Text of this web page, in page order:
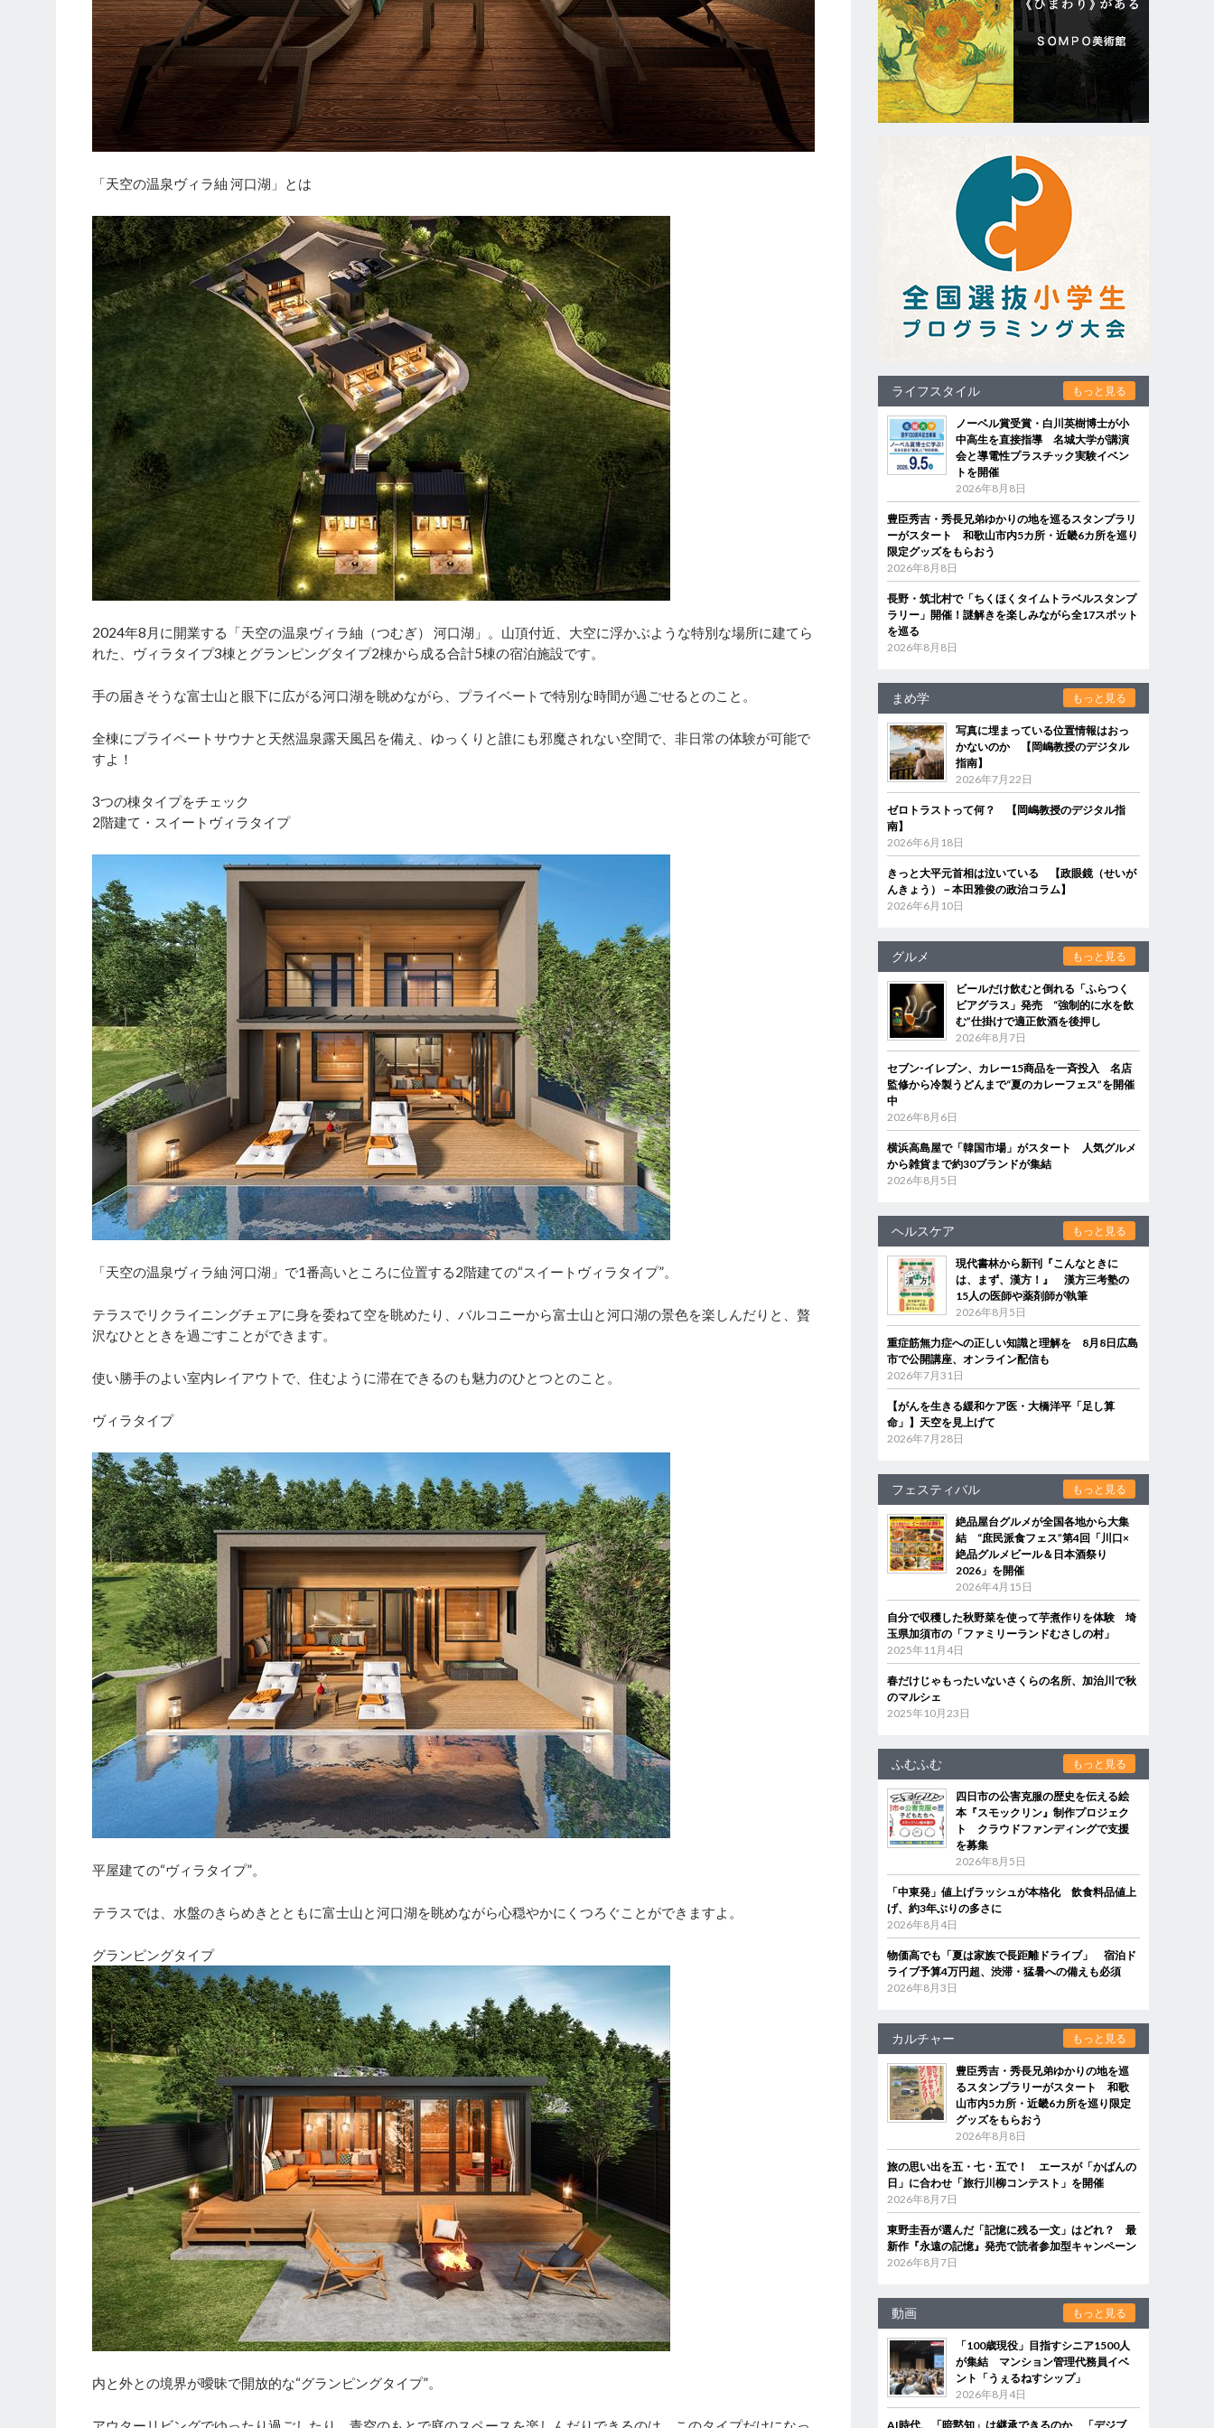
「天空の温泉ヴィラ紬 河口湖」とは
2024年8月に開業する「天空の温泉ヴィラ紬（つむぎ） 河口湖」。山頂付近、大空に浮かぶような特別な場所に建てら
れた、ヴィラタイプ3棟とグランピングタイプ2棟から成る合計5棟の宿泊施設です。
手の届きそうな富士山と眼下に広がる河口湖を眺めながら、プライベートで特別な時間が過ごせるとのこと。
全棟にプライベートサウナと天然温泉露天風呂を備え、ゆっくりと誰にも邪魔されない空間で、非日常の体験が可能で
すよ！
3つの棟タイプをチェック
2階建て・スイートヴィラタイプ
「天空の温泉ヴィラ紬 河口湖」で1番高いところに位置する2階建ての“スイートヴィラタイプ”。
テラスでリクライニングチェアに身を委ねて空を眺めたり、バルコニーから富士山と河口湖の景色を楽しんだりと、贅
沢なひとときを過ごすことができます。
使い勝手のよい室内レイアウトで、住むように滞在できるのも魅力のひとつとのこと。
ヴィラタイプ
平屋建ての“ヴィラタイプ”。
テラスでは、水盤のきらめきとともに富士山と河口湖を眺めながら心穏やかにくつろぐことができますよ。
グランピングタイプ
内と外との境界が曖昧で開放的な“グランピングタイプ”。
ライフスタイル もっと見る
ノーベル賞受賞・白川英樹博士が小
中高生を直接指導 名城大学が講演
会と導電性プラスチック実験イベン
トを開催
2026年8月8日
豊臣秀吉・秀長兄弟ゆかりの地を巡るスタンプラリ
ーがスタート 和歌山市内5カ所・近畿6カ所を巡り
限定グッズをもらおう
2026年8月8日
長野・筑北村で「ちくほくタイムトラベルスタンプ
ラリー」開催！謎解きを楽しみながら全17スポット
を巡る
2026年8月8日
まめ学 もっと見る
写真に埋まっている位置情報はおっ
かないのか 【岡嶋教授のデジタル
指南】
2026年7月22日
ゼロトラストって何？ 【岡嶋教授のデジタル指
南】
2026年6月18日
きっと大平元首相は泣いている 【政眼鏡（せいが
んきょう）－本田雅俊の政治コラム】
2026年6月10日
グルメ もっと見る
ビールだけ飲むと倒れる「ふらつく
ビアグラス」発売 “強制的に水を飲
む”仕掛けで適正飲酒を後押し
2026年8月7日
セブン‐イレブン、カレー15商品を一斉投入 名店
監修から冷製うどんまで“夏のカレーフェス”を開催
中
2026年8月6日
横浜高島屋で「韓国市場」がスタート 人気グルメ
から雑貨まで約30ブランドが集結
2026年8月5日
ヘルスケア もっと見る
現代書林から新刊『こんなときに
は、まず、漢方！』 漢方三考塾の
15人の医師や薬剤師が執筆
2026年8月5日
重症筋無力症への正しい知識と理解を 8月8日広島
市で公開講座、オンライン配信も
2026年7月31日
【がんを生きる緩和ケア医・大橋洋平「足し算
命」】天空を見上げて
2026年7月28日
フェスティバル もっと見る
絶品屋台グルメが全国各地から大集
結 “庶民派食フェス”第4回「川口×
絶品グルメビール＆日本酒祭り
2026」を開催
2026年4月15日
自分で収穫した秋野菜を使って芋煮作りを体験 埼
玉県加須市の「ファミリーランドむさしの村」
2025年11月4日
春だけじゃもったいないさくらの名所、加治川で秋
のマルシェ
2025年10月23日
ふむふむ もっと見る
四日市の公害克服の歴史を伝える絵
本『スモックリン』制作プロジェク
ト クラウドファンディングで支援
を募集
2026年8月5日
「中東発」値上げラッシュが本格化 飲食料品値上
げ、約3年ぶりの多さに
2026年8月4日
物価高でも「夏は家族で長距離ドライブ」 宿泊ド
ライブ予算4万円超、渋滞・猛暑への備えも必須
2026年8月3日
カルチャー もっと見る
豊臣秀吉・秀長兄弟ゆかりの地を巡
るスタンプラリーがスタート 和歌
山市内5カ所・近畿6カ所を巡り限定
グッズをもらおう
2026年8月8日
旅の思い出を五・七・五で！ エースが「かばんの
日」に合わせ「旅行川柳コンテスト」を開催
2026年8月7日
東野圭吾が選んだ「記憶に残る一文」はどれ？ 最
新作『永遠の記憶』発売で読者参加型キャンペーン
2026年8月7日
動画 もっと見る
「100歳現役」目指すシニア1500人
が集結 マンション管理代務員イベ
ント「うぇるねすシップ」
2026年8月4日
AI時代、「暗黙知」は継承できるのか 「デジブ